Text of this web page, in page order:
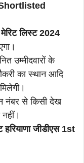
मेरिट लिस्ट 2024
उम्मीदवारों के
का स्थान आदि
नंबर से किसी देख
हरियाणा जीडीएस 1st